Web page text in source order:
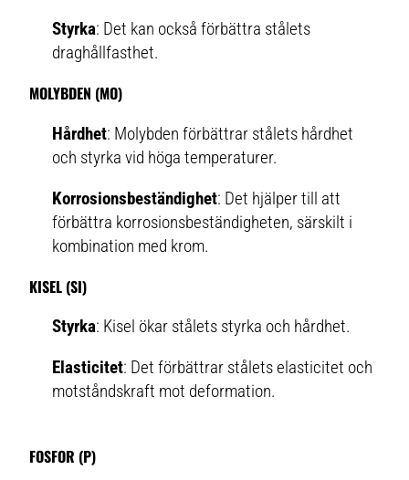
Styrka: Det kan också förbättra stålets
draghållfasthet.
MOLYBDEN (MO)
Hårdhet: Molybden förbättrar stålets hårdhet
och styrka vid höga temperaturer.
Korrosionsbeständighet: Det hjälper till att
förbättra korrosionsbeständigheten, särskilt i
kombination med krom.
KISEL (SI)
Styrka: Kisel ökar stålets styrka och hårdhet.
Elasticitet: Det förbättrar stålets elasticitet och
motståndskraft mot deformation.
FOSFOR (P)